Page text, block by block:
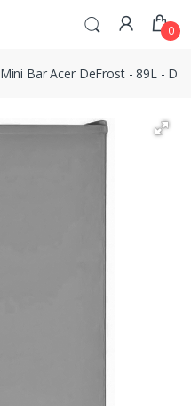
0
Mini Bar Acer DeFrost - 89L -